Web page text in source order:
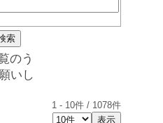
のう
いし
1 - 10件 / 1078件